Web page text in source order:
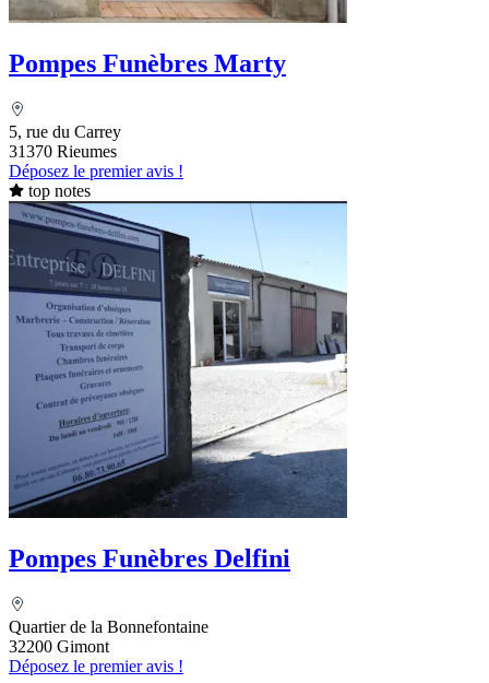
Pompes Funèbres Marty
5, rue du Carrey
31370 Rieumes
Déposez le premier avis !
top notes
Pompes Funèbres Delfini
Quartier de la Bonnefontaine
32200 Gimont
Déposez le premier avis !